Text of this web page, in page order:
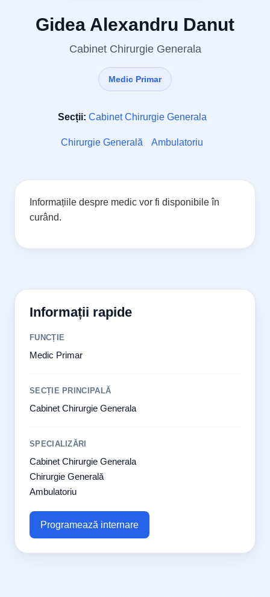
Gidea Alexandru Danut
Cabinet Chirurgie Generala
Medic Primar
Secții: Cabinet Chirurgie Generala
Chirurgie Generală Ambulatoriu
Informațiile despre medic vor fi disponibile în
curând.
Informații rapide
FUNCȚIE
Medic Primar
SECȚIE PRINCIPALĂ
Cabinet Chirurgie Generala
SPECIALIZĂRI
Cabinet Chirurgie Generala
Chirurgie Generală
Ambulatoriu
Programează internare